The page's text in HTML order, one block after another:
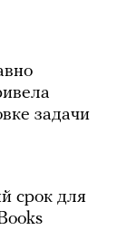
задачи
срок для